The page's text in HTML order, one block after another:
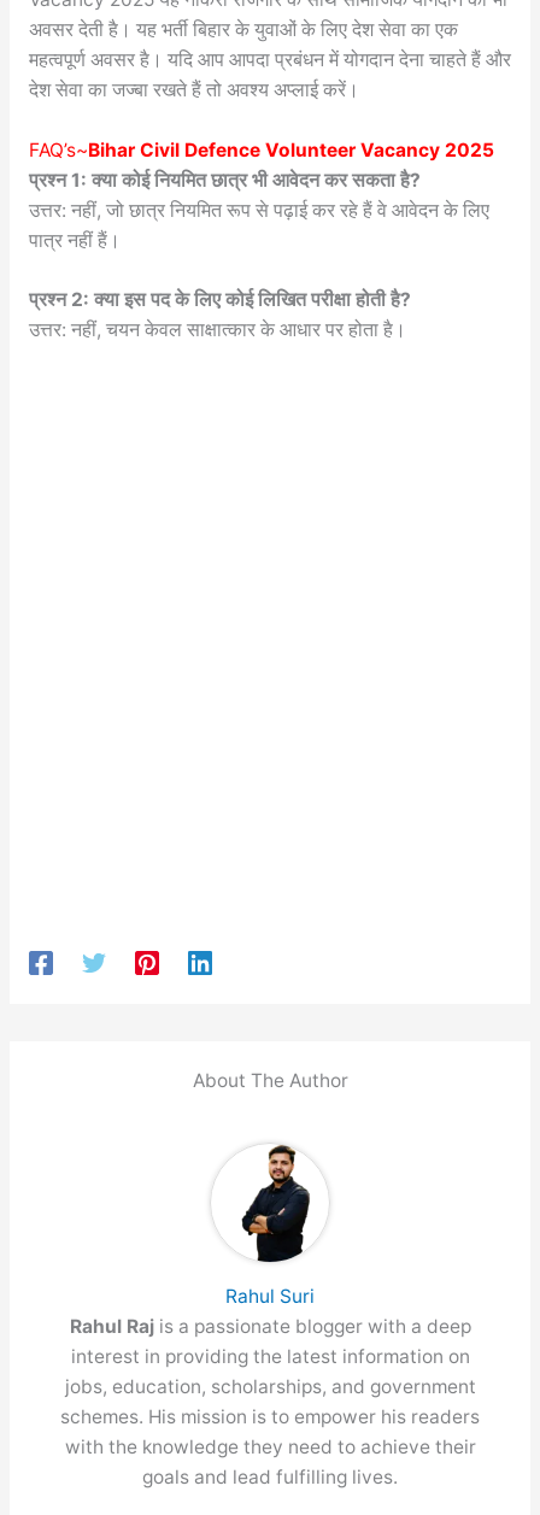
अवसर देती है। यह भर्ती बिहार के युवाओं के लिए देश सेवा का एक
महत्वपूर्ण अवसर है। यदि आप आपदा प्रबंधन में योगदान देना चाहते हैं और
देश सेवा का जज्बा रखते हैं तो अवश्य अप्लाई करें।
FAQ’s~Bihar Civil Defence Volunteer Vacancy 2025
प्रश्न 1: क्या कोई नियमित छात्र भी आवेदन कर सकता है?
उत्तर: नहीं, जो छात्र नियमित रूप से पढ़ाई कर रहे हैं वे आवेदन के लिए
पात्र नहीं हैं।
प्रश्न 2: क्या इस पद के लिए कोई लिखित परीक्षा होती है?
उत्तर: नहीं, चयन केवल साक्षात्कार के आधार पर होता है।
About The Author
Rahul Suri
Rahul Raj is a passionate blogger with a deep
interest in providing the latest information on
jobs, education, scholarships, and government
schemes. His mission is to empower his readers
with the knowledge they need to achieve their
goals and lead fulfilling lives.